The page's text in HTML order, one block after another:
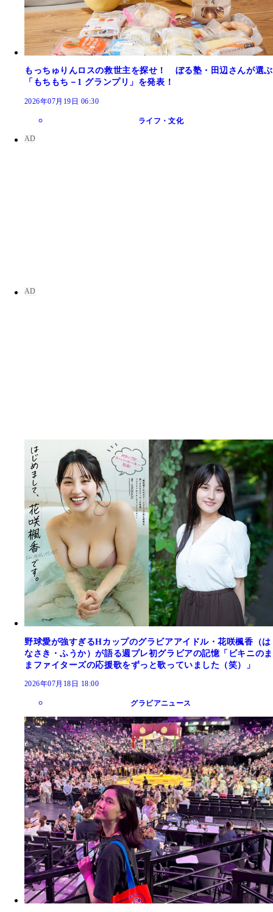
もっちゅりんロスの救世主を探せ！ ぼる塾・田辺さんが選ぶ
「もちもち－1 グランプリ」を発表！
2026年07月19日 06:30
ライフ・文化
野球愛が強すぎるHカップのグラビアアイドル・花咲楓香（は
なさき・ふうか）が語る週プレ初グラビアの記憶「ビキニのま
まファイターズの応援歌をずっと歌っていました（笑）」
2026年07月18日 18:00
グラビアニュース